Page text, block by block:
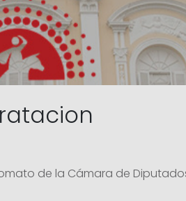
de la Cámara de